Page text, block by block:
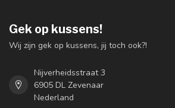
Gek op kussens!
Wij zijn gek op kussens, jij toch ook?!
Nijverheidsstraat 3
6905 DL Zevenaar
Nederland